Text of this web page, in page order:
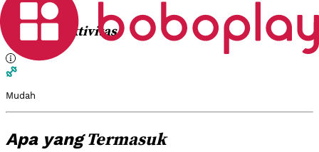
Pagi
Aktivitas
Mudah
Apa yangTermasuk